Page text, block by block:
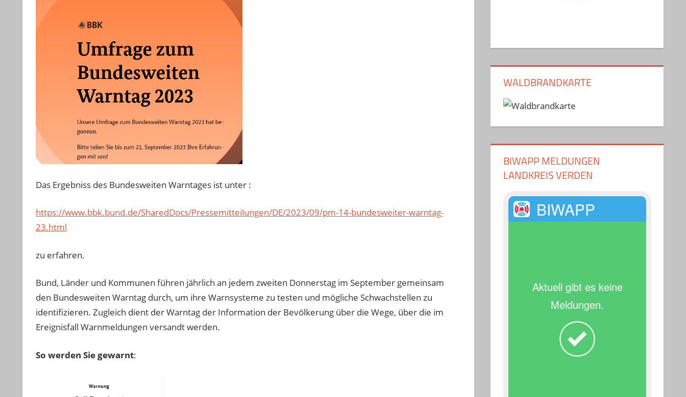
Das Ergebniss des Bundesweiten Warntages ist unter :
https://www.bbk.bund.de/SharedDocs/Pressemitteilungen/DE/2023/09/pm-14-bundesweiter-warntag-
23.html
zu erfahren.
Bund, Länder und Kommunen führen jährlich an jedem zweiten Donnerstag im September gemeinsam
den Bundesweiten Warntag durch, um ihre Warnsysteme zu testen und mögliche Schwachstellen zu
identifizieren. Zugleich dient der Warntag der Information der Bevölkerung über die Wege, über die im
Ereignisfall Warnmeldungen versandt werden.
So werden Sie gewarnt:
WALDBRANDKARTE
BIWAPP MELDUNGEN
LANDKREIS VERDEN
BIWAPP
Aktuell gibt es keine
Meldungen.